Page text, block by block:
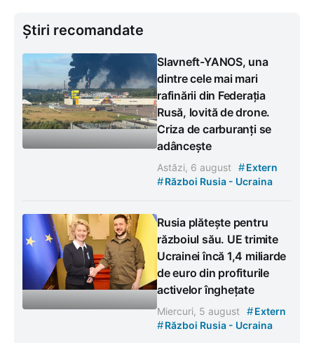
Știri recomandate
Slavneft-YANOS, una
dintre cele mai mari
rafinării din Federația
Rusă, lovită de drone.
Criza de carburanți se
adâncește
Astăzi, 6 august #Extern
#Război Rusia - Ucraina
Rusia plătește pentru
războiul său. UE trimite
Ucrainei încă 1,4 miliarde
de euro din profiturile
activelor înghețate
Miercuri, 5 august #Extern
#Război Rusia - Ucraina